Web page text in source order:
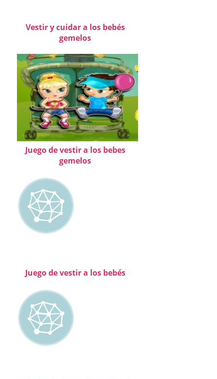
Vestir y cuidar a los bebés
gemelos
Juego de vestir a los bebes
gemelos
Juego de vestir a los bebés